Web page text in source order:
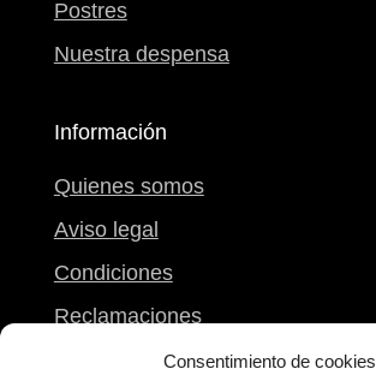
Consentimiento de cookies
Postres
Nuestra despensa
Información
Quienes somos
Aviso legal
Condiciones
Reclamaciones